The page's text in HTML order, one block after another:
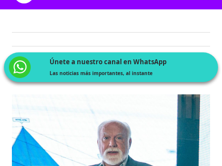
Únete a nuestro canal en WhatsApp
Las noticias más importantes, al instante